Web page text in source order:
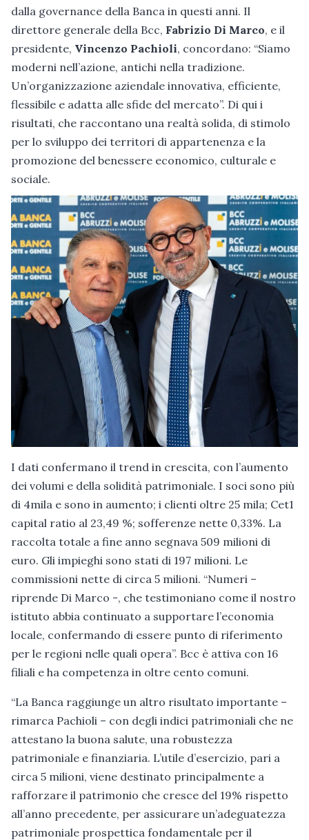
dalla governance della Banca in questi anni. Il
direttore generale della Bcc, Fabrizio Di Marco, e il
presidente, Vincenzo Pachioli, concordano: “Siamo
moderni nell’azione, antichi nella tradizione.
Un’organizzazione aziendale innovativa, efficiente,
flessibile e adatta alle sfide del mercato”. Di qui i
risultati, che raccontano una realtà solida, di stimolo
per lo sviluppo dei territori di appartenenza e la
promozione del benessere economico, culturale e
sociale.
I dati confermano il trend in crescita, con l’aumento
dei volumi e della solidità patrimoniale. I soci sono più
di 4mila e sono in aumento; i clienti oltre 25 mila; Cet1
capital ratio al 23,49 %; sofferenze nette 0,33%. La
raccolta totale a fine anno segnava 509 milioni di
euro. Gli impieghi sono stati di 197 milioni. Le
commissioni nette di circa 5 milioni. “Numeri –
riprende Di Marco -, che testimoniano come il nostro
istituto abbia continuato a supportare l’economia
locale, confermando di essere punto di riferimento
per le regioni nelle quali opera”. Bcc è attiva con 16
filiali e ha competenza in oltre cento comuni.
“La Banca raggiunge un altro risultato importante –
rimarca Pachioli – con degli indici patrimoniali che ne
attestano la buona salute, una robustezza
patrimoniale e finanziaria. L’utile d’esercizio, pari a
circa 5 milioni, viene destinato principalmente a
rafforzare il patrimonio che cresce del 19% rispetto
all’anno precedente, per assicurare un’adeguatezza
patrimoniale prospettica fondamentale per il